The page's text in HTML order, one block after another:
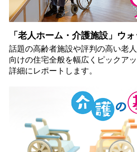
「老人ホーム・介護施設」ウ
話題の高齢者施設や評判の高い老
向けの住宅全般を幅広くピックア
詳細にレポートします。